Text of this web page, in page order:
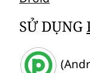
SỬ DỤNG